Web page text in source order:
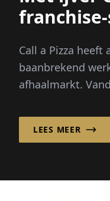
franchise-
Call a Pizza heeft
baanbrekend
afhaalmarkt.
LEES MEER